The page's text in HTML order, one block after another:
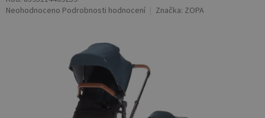
Průměrné
Neohodnoceno Podrobnosti hodnocení Značka: ZOPA